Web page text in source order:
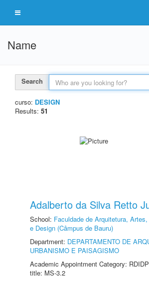
Name
Search
curso: DESIGN
Results: 51
Adalberto da Silva Retto
School: Faculdade de Arquitetura,
e Design (Câmpus de Bauru)
Department: DEPARTAMENTO DE
URBANISMO E PAISAGISMO
Academic Appointment Category:
title: MS-3.2